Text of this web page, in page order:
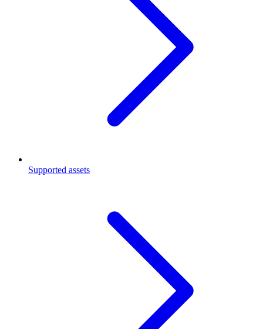
Supported assets